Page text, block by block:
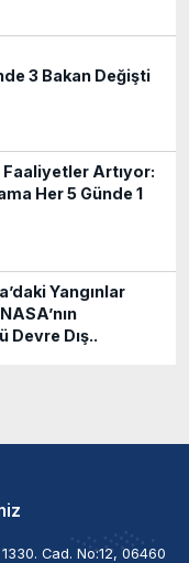
3 Bakan Değişti
Faaliyetler Artıyor:
Her 5 Günde 1
Yangınlar
Devre Dış..
Cad. No:12, 06460